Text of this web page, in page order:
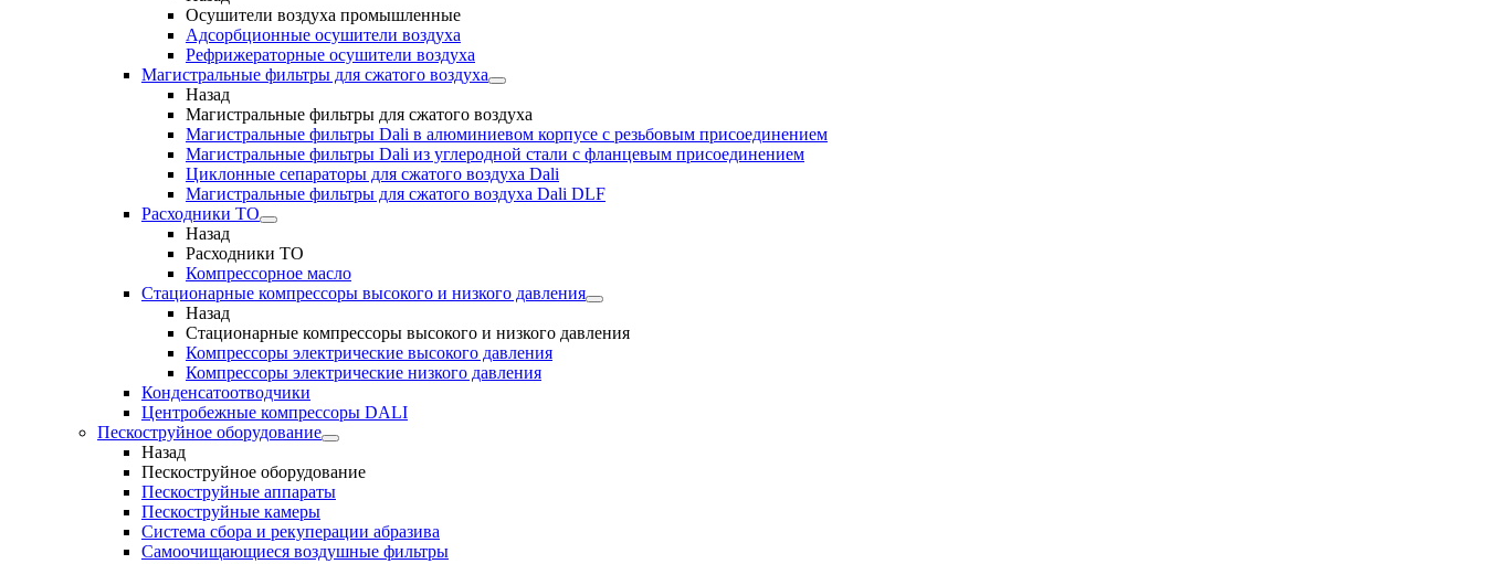
Осушители воздуха промышленные
Адсорбционные осушители воздуха
Рефрижераторные осушители воздуха
Магистральные фильтры для сжатого воздуха
Назад
Магистральные фильтры для сжатого воздуха
Магистральные фильтры Dali в алюминиевом корпусе с резьбовым присоединением
Магистральные фильтры Dali из углеродной стали с фланцевым присоединением
Циклонные сепараторы для сжатого воздуха Dali
Магистральные фильтры для сжатого воздуха Dali DLF
Расходники ТО
Назад
Расходники ТО
Компрессорное масло
Стационарные компрессоры высокого и низкого давления
Назад
Стационарные компрессоры высокого и низкого давления
Компрессоры электрические высокого давления
Компрессоры электрические низкого давления
Конденсатоотводчики
Центробежные компрессоры DALI
Пескоструйное оборудование
Назад
Пескоструйное оборудование
Пескоструйные аппараты
Пескоструйные камеры
Система сбора и рекуперации абразива
Самоочищающиеся воздушные фильтры